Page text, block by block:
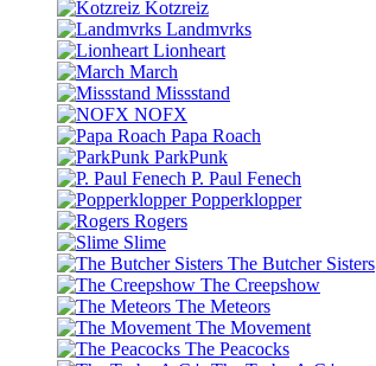
Kotzreiz
Landmvrks
Lionheart
March
Missstand
NOFX
Papa Roach
ParkPunk
P. Paul Fenech
Popperklopper
Rogers
Slime
The Butcher Sisters
The Creepshow
The Meteors
The Movement
The Peacocks